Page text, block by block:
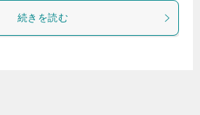
続きを読む